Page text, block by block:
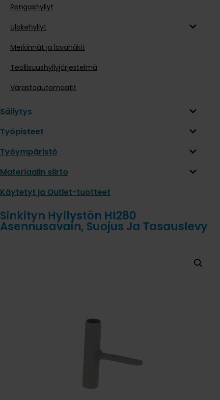
Rengashyllyt
Ulokehyllyt
Merkinnät ja lavahäkit
Teollisuushyllyjärjestelmä
Varastoautomaatit
Säilytys
Työpisteet
Työympäristö
Materiaalin siirto
Käytetyt ja Outlet-tuotteet
Sinkityn Hyllystön HI280
Asennusavain, Suojus Ja Tasauslevy